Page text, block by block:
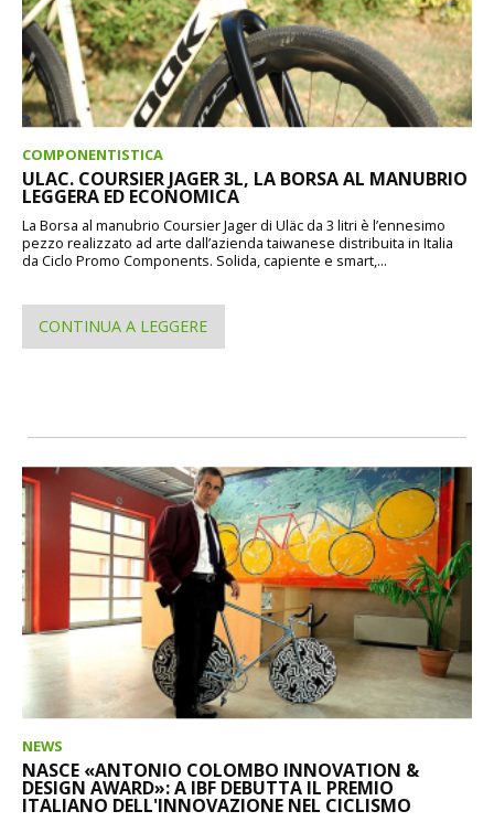
COMPONENTISTICA
ULAC. COURSIER JAGER 3L, LA BORSA AL MANUBRIO
LEGGERA ED ECONOMICA
La Borsa al manubrio Coursier Jager di Uläc da 3 litri è l’ennesimo
pezzo realizzato ad arte dall’azienda taiwanese distribuita in Italia
da Ciclo Promo Components. Solida, capiente e smart,...
CONTINUA A LEGGERE
NEWS
NASCE «ANTONIO COLOMBO INNOVATION &
DESIGN AWARD»: A IBF DEBUTTA IL PREMIO
ITALIANO DELL'INNOVAZIONE NEL CICLISMO